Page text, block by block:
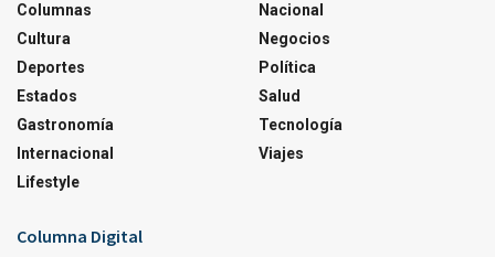
Columnas
Cultura
Deportes
Estados
Gastronomía
Internacional
Lifestyle
Nacional
Negocios
Política
Salud
Tecnología
Viajes
Columna Digital